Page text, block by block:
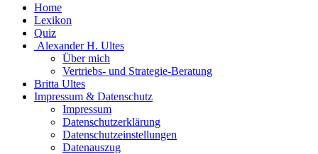
Home
Lexikon
Quiz
Alexander H. Ultes
Über mich
Vertriebs- und Strategie-Beratung
Britta Ultes
Impressum & Datenschutz
Impressum
Datenschutzerklärung
Datenschutzeinstellungen
Datenauszug